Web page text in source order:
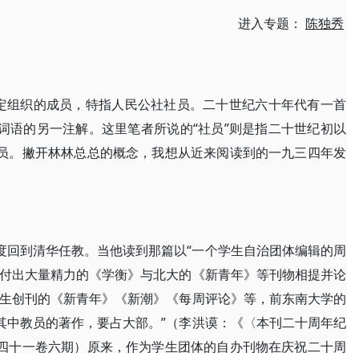
进入专题： 陈独秀
组织的成员，特指人民公社社员。二十世纪六十年代有一首
的另一注解。这里笔者所说的“社员”则是指二十世纪初以
。撇开林林总总的概念，我想从近来阅读到的一九三四年发
到清华任教。当他读到那篇以“一个学生自治团体编辑的周
出大量精力的《学衡》与北大的《新青年》等刊物相提并论
创刊的《新青年》《新潮》《每周评论》等，前东南大学的
中教员的著作，要占大部。”（李洪谟：《〈本刊二十周年纪
一卷六期）原来，作为学生团体的自办刊物在庆祝二十周